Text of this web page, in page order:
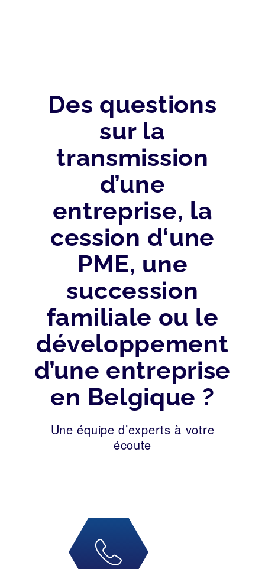
Des questions
sur la
transmission
d’une
entreprise, la
cession d‘une
PME, une
succession
familiale ou le
développement
d’une entreprise
en Belgique ?
Une équipe d’experts à votre
écoute